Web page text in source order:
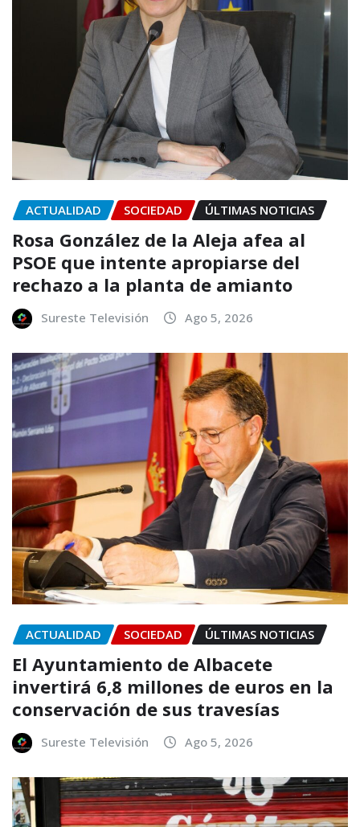
ACTUALIDAD SOCIEDAD ÚLTIMAS NOTICIAS
Rosa González de la Aleja afea al
PSOE que intente apropiarse del
rechazo a la planta de amianto
Sureste Televisión Ago 5, 2026
ACTUALIDAD SOCIEDAD ÚLTIMAS NOTICIAS
El Ayuntamiento de Albacete
invertirá 6,8 millones de euros en la
conservación de sus travesías
Sureste Televisión Ago 5, 2026